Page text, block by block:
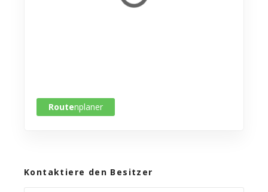
Routenplaner
Kontaktiere den Besitzer